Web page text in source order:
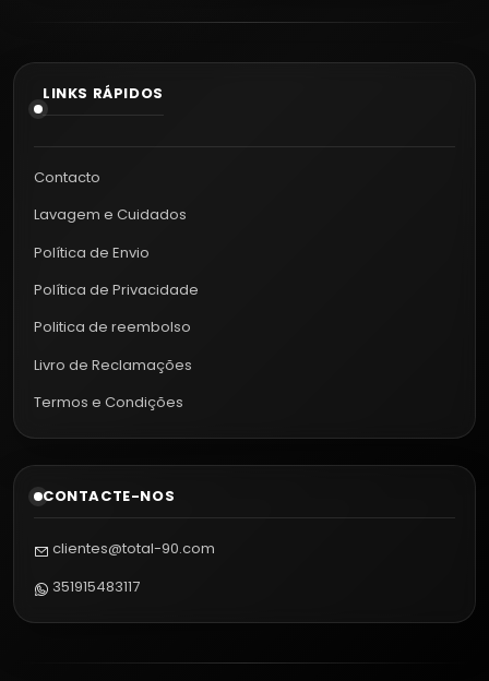
LINKS RÁPIDOS
Contacto
Lavagem e Cuidados
Política de Envio
Política de Privacidade
Politica de reembolso
Livro de Reclamações
Termos e Condições
CONTACTE-NOS
clientes@total-90.com
351915483117